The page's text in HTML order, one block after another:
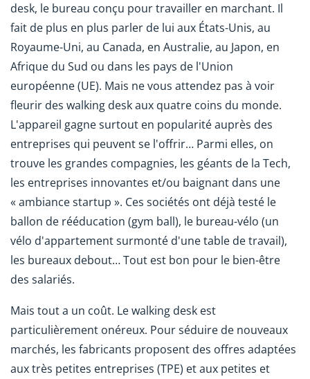
desk, le bureau conçu pour travailler en marchant. Il
fait de plus en plus parler de lui aux États-Unis, au
Royaume-Uni, au Canada, en Australie, au Japon, en
Afrique du Sud ou dans les pays de l'Union
européenne (UE). Mais ne vous attendez pas à voir
fleurir des walking desk aux quatre coins du monde.
L'appareil gagne surtout en popularité auprès des
entreprises qui peuvent se l'offrir… Parmi elles, on
trouve les grandes compagnies, les géants de la Tech,
les entreprises innovantes et/ou baignant dans une
« ambiance startup ». Ces sociétés ont déjà testé le
ballon de rééducation (gym ball), le bureau-vélo (un
vélo d'appartement surmonté d'une table de travail),
les bureaux debout… Tout est bon pour le bien-être
des salariés.
Mais tout a un coût. Le walking desk est
particulièrement onéreux. Pour séduire de nouveaux
marchés, les fabricants proposent des offres adaptées
aux très petites entreprises (TPE) et aux petites et